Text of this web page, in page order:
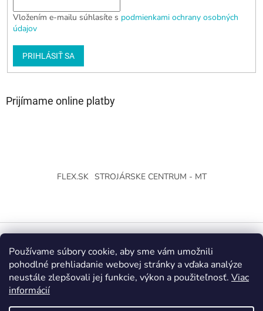
Používame súbory cookie, aby sme vám umožnili
pohodlné prehliadanie webovej stránky a vďaka analýze
neustále zlepšovali jej funkcie, výkon a použiteľnosť. Viac
informácií
Vložením e-mailu súhlasíte s podmienkami ochrany osobných
údajov
PRIHLÁSIŤ SA
Prijímame online platby
FLEX.SK STROJÁRSKE CENTRUM - MT
Vytvoril Shoptet
Copyright 2026